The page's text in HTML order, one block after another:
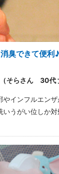
臭できて便利
そらさん 30代
やインフルエン
いうがい位しか